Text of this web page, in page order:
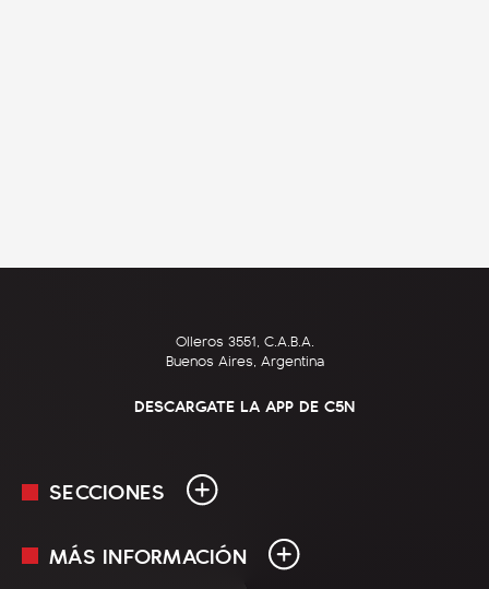
Olleros 3551, C.A.B.A.
Buenos Aires, Argentina
DESCARGATE LA APP DE C5N
SECCIONES
En Vivo
MÁS INFORMACIÓN